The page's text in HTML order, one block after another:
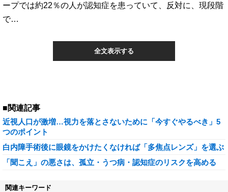
ープでは約22％の人が認知症を患っていて、反対に、現段階
で…
全文表示する
■関連記事
近視人口が激増…視力を落とさないために「今すぐやるべき」5
つのポイント
白内障手術後に眼鏡をかけたくなければ「多焦点レンズ」を選ぶ
「聞こえ」の悪さは、孤立・うつ病・認知症のリスクを高める
関連キーワード